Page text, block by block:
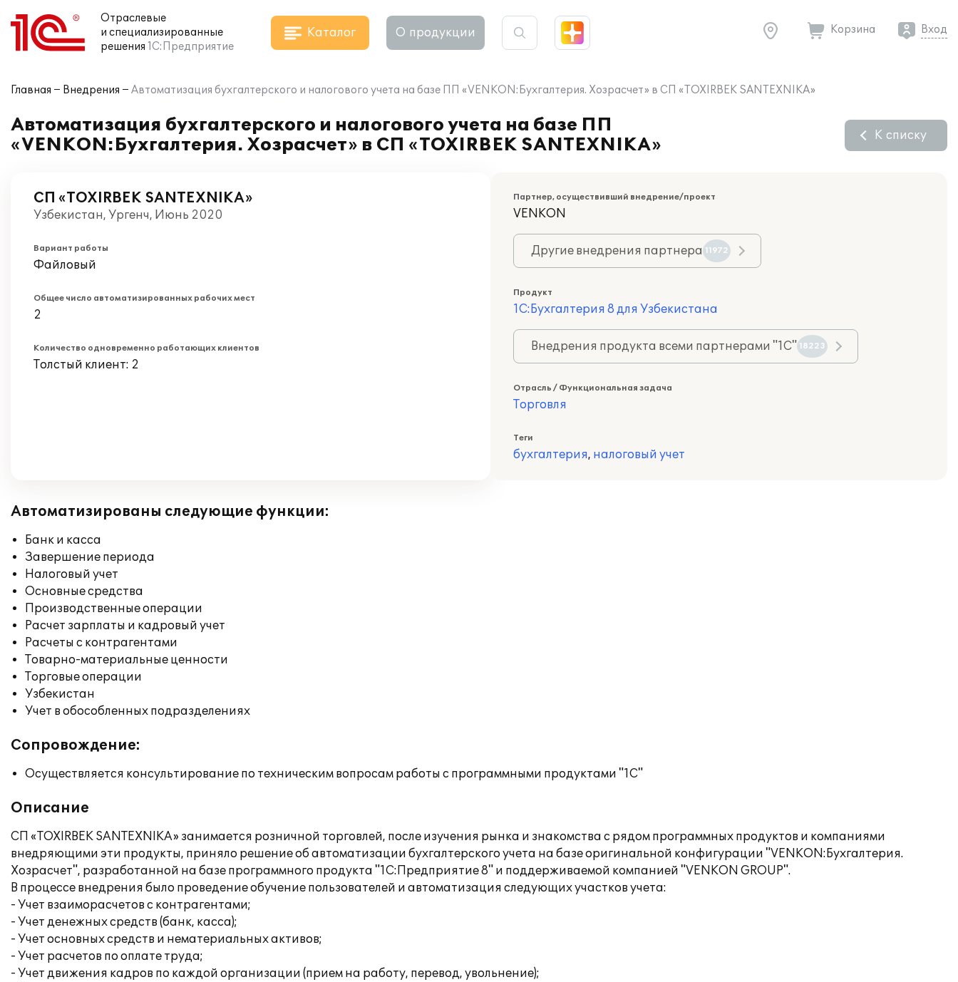
Отраслевые
и специализированные
решения 1С:Предприятие
Каталог О продукции Корзина Вход
Главная Внедрения Автоматизация бухгалтерского и налогового учета на базе ПП «VENKON:Бухгалтерия. Хозрасчет» в СП «TOXIRBEK SANTEXNIKA»
Автоматизация бухгалтерского и налогового учета на базе ПП
«VENKON:Бухгалтерия. Хозрасчет» в СП «TOXIRBEK SANTEXNIKA»
К списку
СП «TOXIRBEK SANTEXNIKA»
Узбекистан, Ургенч, Июнь 2020
Вариант работы
Файловый
Общее число автоматизированных рабочих мест
2
Количество одновременно работающих клиентов
Толстый клиент: 2
Партнер, осуществивший внедрение/проект
VENKON
Другие внедрения партнера 11972
Продукт
1С:Бухгалтерия 8 для Узбекистана
Внедрения продукта всеми партнерами "1С" 18223
Отрасль / Функциональная задача
Торговля
Теги
бухгалтерия, налоговый учет
Автоматизированы следующие функции:
Банк и касса
Завершение периода
Налоговый учет
Основные средства
Производственные операции
Расчет зарплаты и кадровый учет
Расчеты с контрагентами
Товарно-материальные ценности
Торговые операции
Узбекистан
Учет в обособленных подразделениях
Сопровождение:
Осуществляется консультирование по техническим вопросам работы с программными продуктами "1С"
Описание
СП «TOXIRBEK SANTEXNIKA» занимается розничной торговлей, после изучения рынка и знакомства с рядом программных продуктов и компаниями
внедряющими эти продукты, приняло решение об автоматизации бухгалтерского учета на базе оригинальной конфигурации "VENKON:Бухгалтерия.
Хозрасчет", разработанной на базе программного продукта "1С:Предприятие 8" и поддерживаемой компанией "VENKON GROUP".
В процессе внедрения было проведение обучение пользователей и автоматизация следующих участков учета:
- Учет взаиморасчетов с контрагентами;
- Учет денежных средств (банк, касса);
- Учет основных средств и нематериальных активов;
- Учет расчетов по оплате труда;
- Учет движения кадров по каждой организации (прием на работу, перевод, увольнение);